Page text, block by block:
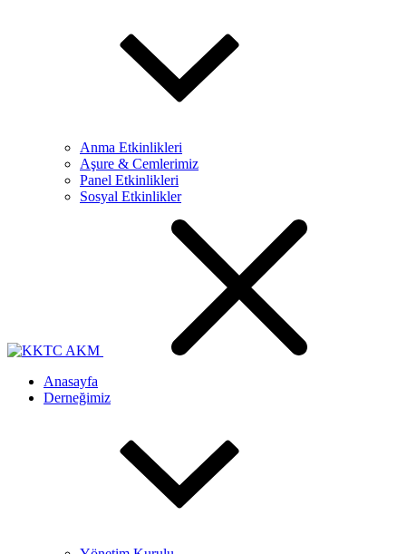
Anma Etkinlikleri
Aşure & Cemlerimiz
Panel Etkinlikleri
Sosyal Etkinlikler
Anasayfa
Derneğimiz